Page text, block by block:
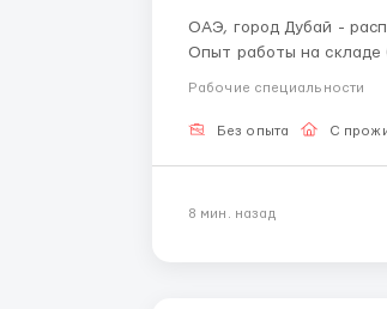
ОАЭ, город Дубай - расположение склада
Опыт работы на складе
Рабочие специальности
Без опыта С
8 мин. назад